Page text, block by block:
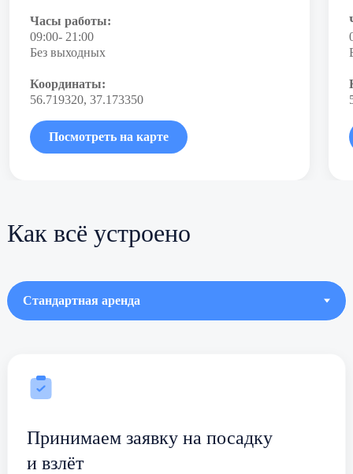
Часы работы:
09:00- 21:00
Без выходных
Координаты:
56.719320, 37.173350
Посмотреть на карте
Как всё устроено
Принимаем заявку на посадку
и взлёт